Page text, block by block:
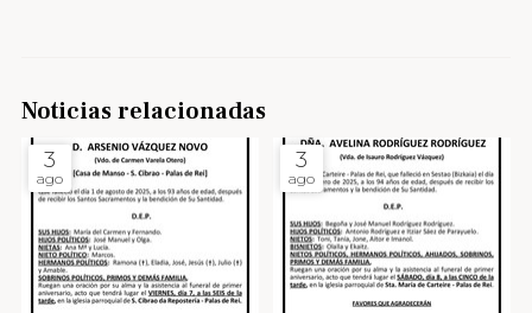
Noticias relacionadas
3
ago
3
ago